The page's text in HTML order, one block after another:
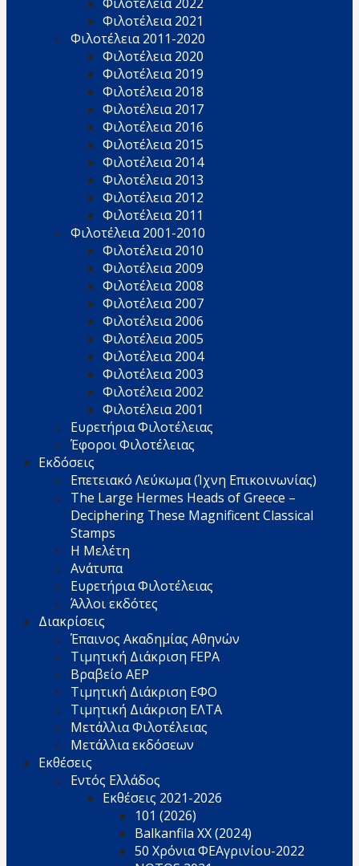
Φιλοτέλεια 2021
Φιλοτέλεια 2011-2020
Φιλοτέλεια 2020
Φιλοτέλεια 2019
Φιλοτέλεια 2018
Φιλοτέλεια 2017
Φιλοτέλεια 2016
Φιλοτέλεια 2015
Φιλοτέλεια 2014
Φιλοτέλεια 2013
Φιλοτέλεια 2012
Φιλοτέλεια 2011
Φιλοτέλεια 2001-2010
Φιλοτέλεια 2010
Φιλοτέλεια 2009
Φιλοτέλεια 2008
Φιλοτέλεια 2007
Φιλοτέλεια 2006
Φιλοτέλεια 2005
Φιλοτέλεια 2004
Φιλοτέλεια 2003
Φιλοτέλεια 2002
Φιλοτέλεια 2001
Ευρετήρια Φιλοτέλειας
Έφοροι Φιλοτέλειας
Εκδόσεις
Επετειακό Λεύκωμα (Ίχνη Επικοινωνίας)
The Large Hermes Heads of Greece –
Deciphering These Magnificent Classical
Stamps
Η Μελέτη
Ανάτυπα
Ευρετήρια Φιλοτέλειας
Άλλοι εκδότες
Διακρίσεις
Έπαινος Ακαδημίας Αθηνών
Τιμητική Διάκριση FEPA
Βραβείο AEP
Τιμητική Διάκριση ΕΦΟ
Τιμητική Διάκριση ΕΛΤΑ
Μετάλλια Φιλοτέλειας
Μετάλλια εκδόσεων
Εκθέσεις
Εντός Ελλάδος
Εκθέσεις 2021-2026
101 (2026)
Balkanfila XX (2024)
50 Χρόνια ΦΕΑγρινίου-2022